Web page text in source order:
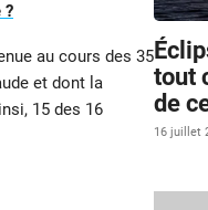
?
au cours des 35
et dont la
15 des 16
tout
de
16 juillet